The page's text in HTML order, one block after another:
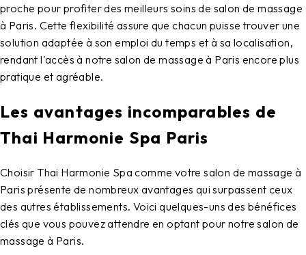
proche pour profiter des meilleurs soins de salon de massage
à Paris. Cette flexibilité assure que chacun puisse trouver une
solution adaptée à son emploi du temps et à sa localisation,
rendant l'accès à notre salon de massage à Paris encore plus
pratique et agréable.
Les avantages incomparables de
Thai Harmonie Spa Paris
Choisir Thai Harmonie Spa comme votresalon de massage à
Paris présente de nombreux avantages qui surpassent ceux
des autres établissements. Voici quelques-uns des bénéfices
clés que vous pouvez attendre en optant pour notresalon de
massage à Paris.